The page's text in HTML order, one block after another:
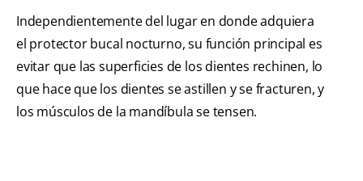
Independientemente del lugar en donde adquiera
el protector bucal nocturno, su función principal es
evitar que las superficies de los dientes rechinen, lo
que hace que los dientes se astillen y se fracturen, y
los músculos de la mandíbula se tensen.